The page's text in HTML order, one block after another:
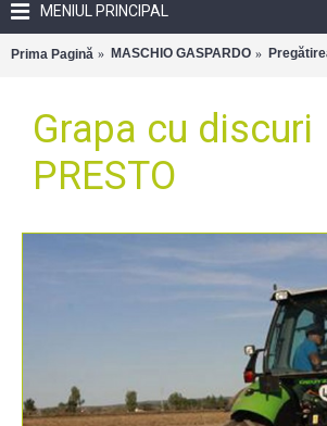
MENIUL PRINCIPAL
Prima Pagină MASCHIO GASPARDO
Grapa cu discuri
PRESTO